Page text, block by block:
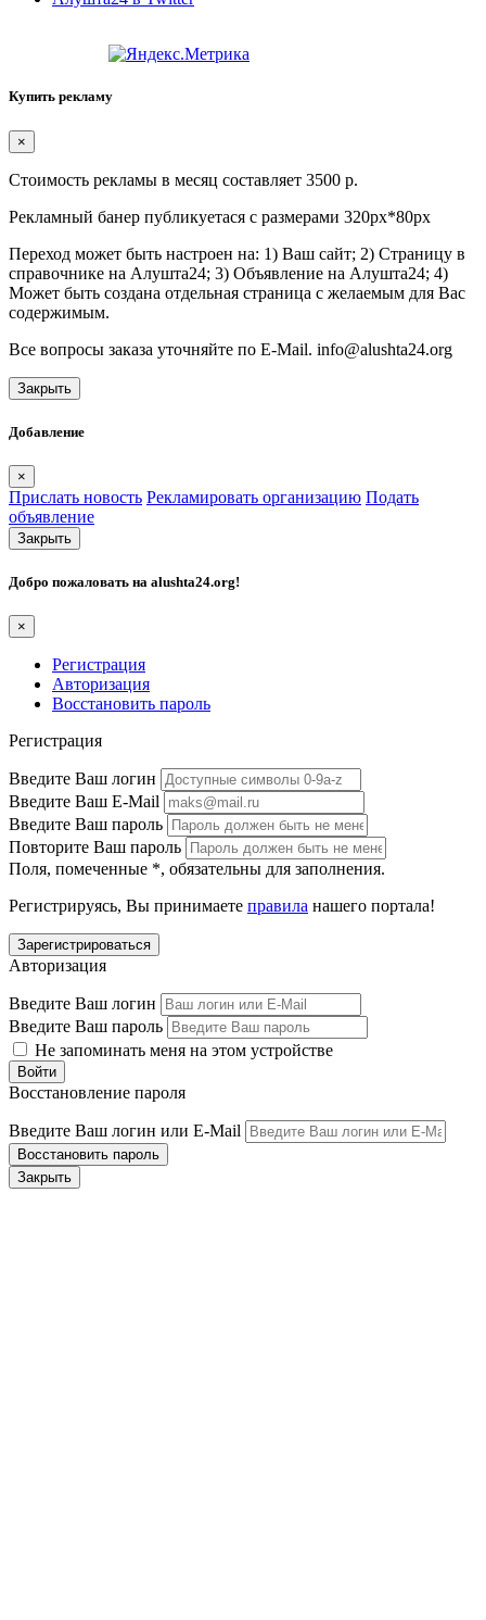
Купить рекламу
×
Стоимость рекламы в месяц составляет 3500 р.
Рекламный банер публикуетася с размерами 320px*80px
Переход может быть настроен на: 1) Ваш сайт; 2) Страницу в
справочнике на Алушта24; 3) Объявление на Алушта24; 4)
Может быть создана отдельная страница с желаемым для Вас
содержимым.
Все вопросы заказа уточняйте по E-Mail. info@alushta24.org
Закрыть
Добавление
×
Прислать новость Рекламировать организацию Подать
объявление
Закрыть
Добро пожаловать на alushta24.org!
×
Регистрация
Авторизация
Восстановить пароль
Регистрация
Введите Ваш логин
Введите Ваш E-Mail
Введите Ваш пароль
Повторите Ваш пароль
Поля, помеченные *, обязательны для заполнения.
Регистрируясь, Вы принимаете правила нашего портала!
Авторизация
Введите Ваш логин
Введите Ваш пароль
Не запоминать меня на этом устройстве
Восстановление пароля
Введите Ваш логин или E-Mail
Закрыть